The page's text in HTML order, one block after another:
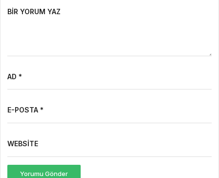
BIR YORUM YAZ
AD *
E-POSTA *
WEBSITE
Yorumu Gönder